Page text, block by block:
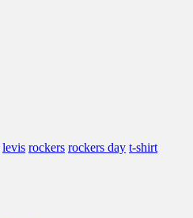
levis rockers rockers day t-shirt